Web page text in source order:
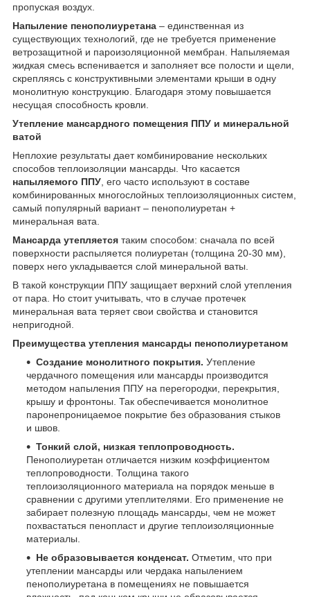
пропуская воздух.
Напыление пенополиуретана – единственная из
существующих технологий, где не требуется применение
ветрозащитной и пароизоляционной мембран. Напыляемая
жидкая смесь вспенивается и заполняет все полости и щели,
скрепляясь с конструктивными элементами крыши в одну
монолитную конструкцию. Благодаря этому повышается
несущая способность кровли.
Утепление мансардного помещения ППУ и минеральной
ватой
Неплохие результаты дает комбинирование нескольких
способов теплоизоляции мансарды. Что касается
напыляемого ППУ , его часто используют в составе
комбинированных многослойных теплоизоляционных систем,
самый популярный вариант – пенополиуретан +
минеральная вата.
Мансарда утепляется таким способом: сначала по всей
поверхности распыляется полиуретан (толщина 20-30 мм),
поверх него укладывается слой минеральной ваты.
В такой конструкции ППУ защищает верхний слой утепления
от пара. Но стоит учитывать, что в случае протечек
минеральная вата теряет свои свойства и становится
непригодной.
Преимущества утепления мансарды пенополиуретаном
Создание монолитного покрытия. Утепление
чердачного помещения или мансарды производится
методом напыления ППУ на перегородки, перекрытия,
крышу и фронтоны. Так обеспечивается монолитное
паронепроницаемое покрытие без образования стыков
и швов.
Тонкий слой, низкая теплопроводность.
Пенополиуретан отличается низким коэффициентом
теплопроводности. Толщина такого
теплоизоляционного материала на порядок меньше в
сравнении с другими утеплителями. Его применение не
забирает полезную площадь мансарды, чем не может
похвастаться пенопласт и другие теплоизоляционные
материалы.
Не образовывается конденсат. Отметим, что при
утеплении мансарды или чердака напылением
пенополиуретана в помещениях не повышается